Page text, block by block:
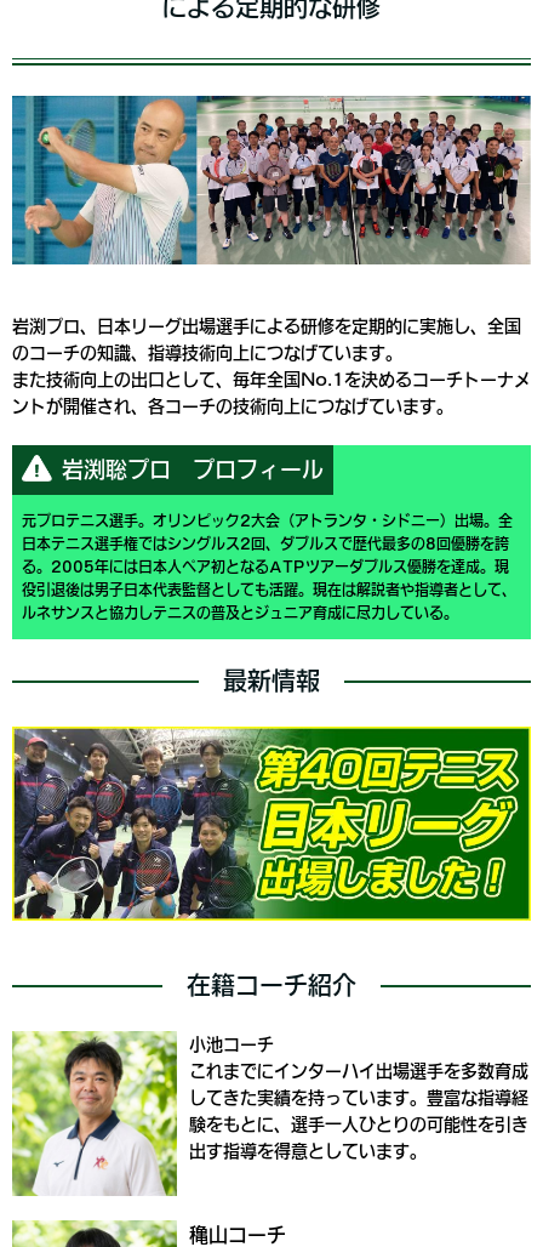
による定期的な研修
岩渕プロ、日本リーグ出場選手による研修を定期的に実施し、全国
のコーチの知識、指導技術向上につなげています。
また技術向上の出口として、毎年全国No.1を決めるコーチトーナメ
ントが開催され、各コーチの技術向上につなげています。
岩渕聡プロ プロフィール
元プロテニス選手。オリンピック2大会（アトランタ・シドニー）出場。全
日本テニス選手権ではシングルス2回、ダブルスで歴代最多の8回優勝を誇
る。2005年には日本人ペア初となるATPツアーダブルス優勝を達成。現
役引退後は男子日本代表監督としても活躍。現在は解説者や指導者として、
ルネサンスと協力しテニスの普及とジュニア育成に尽力している。
最新情報
在籍コーチ紹介
小池コーチ
これまでにインターハイ出場選手を多数育成
してきた実績を持っています。豊富な指導経
験をもとに、選手一人ひとりの可能性を引き
出す指導を得意としています。
穐山コーチ